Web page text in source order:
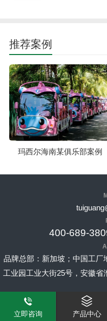
推荐案例
玛西尔海南某俱乐部案例
400-689-
品牌总部：新加坡；中国工厂
工业园工业大街25号，安徽
网站地图
立即咨询 产品中心